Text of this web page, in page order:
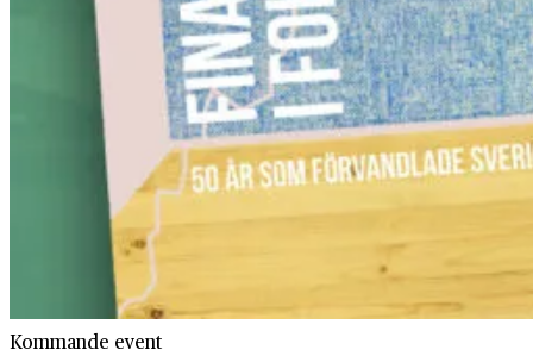
Kommande event